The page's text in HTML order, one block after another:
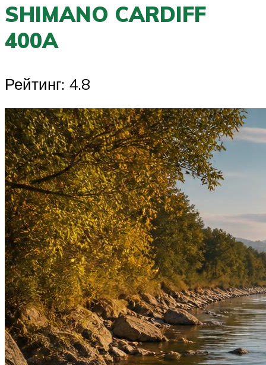
SHIMANO CARDIFF
400A
Рейтинг: 4.8